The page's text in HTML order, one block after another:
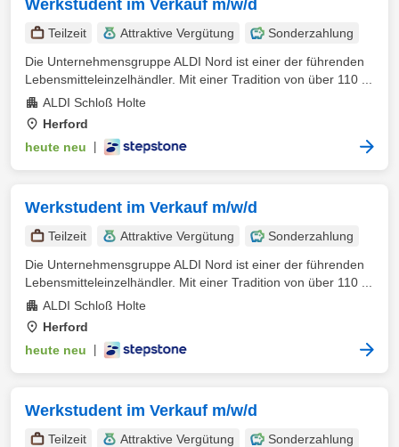
Werkstudent im Verkauf m/w/d
Teilzeit Attraktive Vergütung
Sonderzahlung
Die Unternehmensgruppe ALDI Nord ist einer der führenden
Lebensmitteleinzelhändler. Mit einer Tradition von über 110 ...
ALDI Schloß Holte
Herford
heute neu
Werkstudent im Verkauf m/w/d
Teilzeit Attraktive Vergütung
Sonderzahlung
Die Unternehmensgruppe ALDI Nord ist einer der führenden
Lebensmitteleinzelhändler. Mit einer Tradition von über 110 ...
ALDI Schloß Holte
Herford
heute neu
Werkstudent im Verkauf m/w/d
Teilzeit Attraktive Vergütung
Sonderzahlung